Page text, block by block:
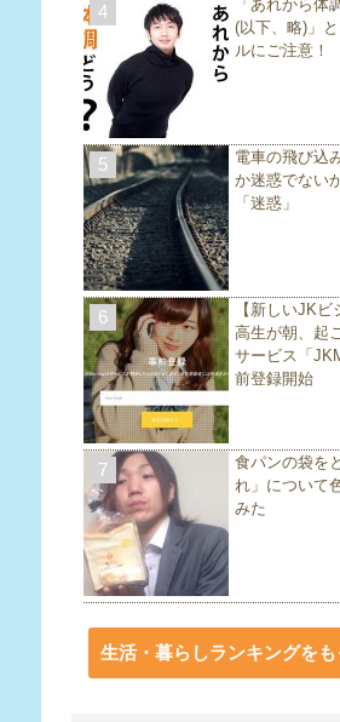
4
「あれから
(以下、略)」
ルにご注意！
5
電車の飛び込
か迷惑でない
「迷惑」
6
【新しいJK
高生が朝、起
サービス「
前登録開始
7
食パンの袋を
れ」について
みた
生活・暮らしランキングを